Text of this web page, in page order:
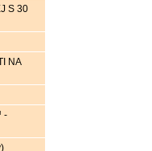
S 30
NA
-